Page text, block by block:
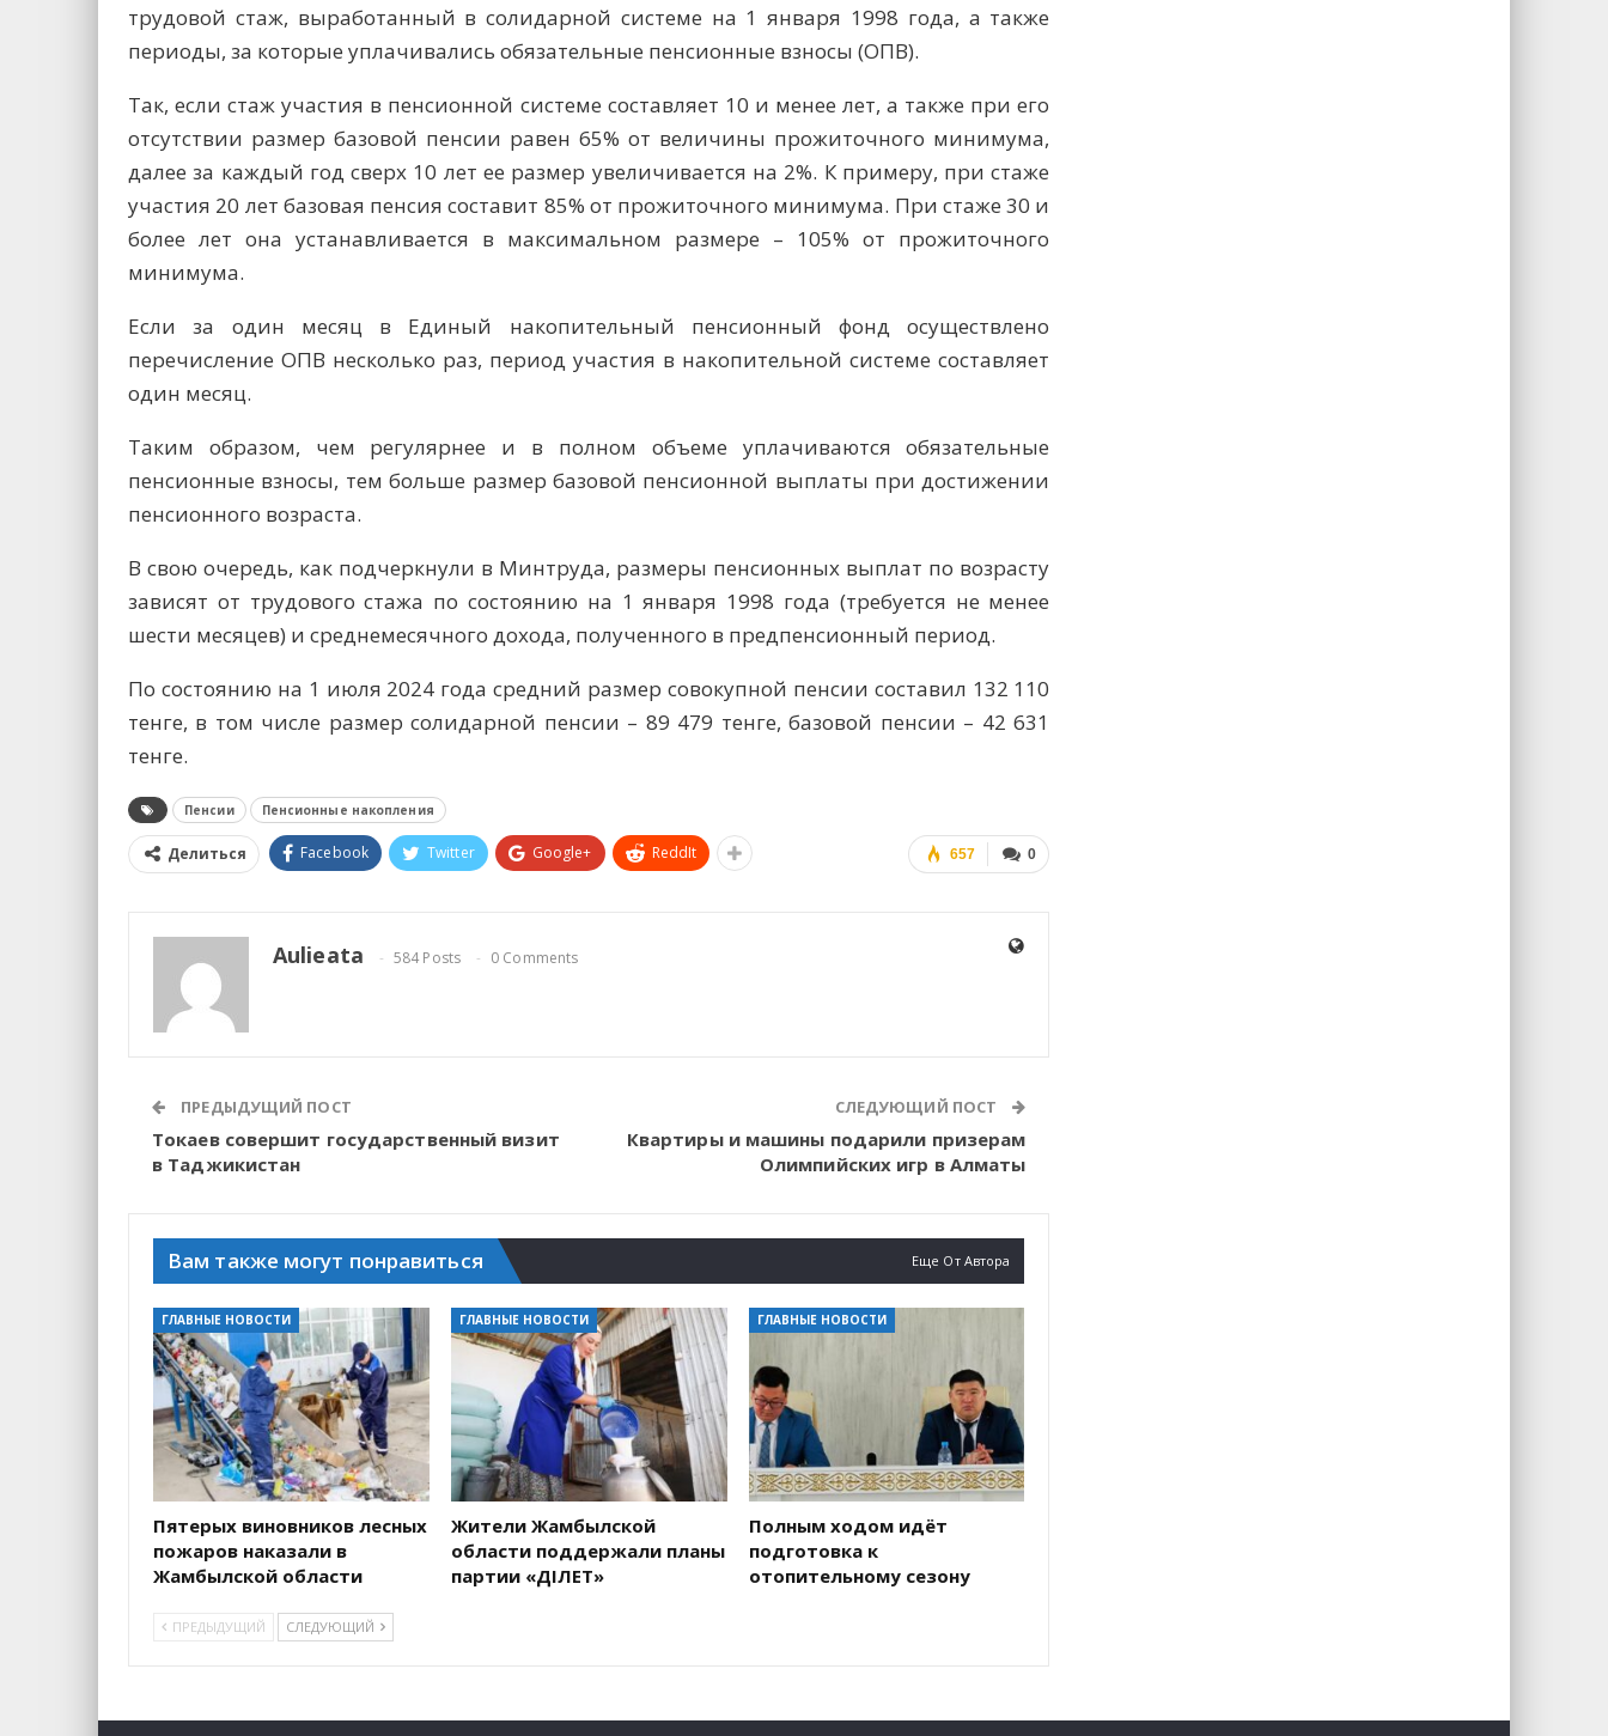
трудовой стаж, выработанный в солидарной системе на 1 января 1998 года, а также
периоды, за которые уплачивались обязательные пенсионные взносы (ОПВ).
Так, если стаж участия в пенсионной системе составляет 10 и менее лет, а также при его
отсутствии размер базовой пенсии равен 65% от величины прожиточного минимума,
далее за каждый год сверх 10 лет ее размер увеличивается на 2%. К примеру, при стаже
участия 20 лет базовая пенсия составит 85% от прожиточного минимума. При стаже 30 и
более лет она устанавливается в максимальном размере – 105% от прожиточного
минимума.
Если за один месяц в Единый накопительный пенсионный фонд осуществлено
перечисление ОПВ несколько раз, период участия в накопительной системе составляет
один месяц.
Таким образом, чем регулярнее и в полном объеме уплачиваются обязательные
пенсионные взносы, тем больше размер базовой пенсионной выплаты при достижении
пенсионного возраста.
В свою очередь, как подчеркнули в Минтруда, размеры пенсионных выплат по возрасту
зависят от трудового стажа по состоянию на 1 января 1998 года (требуется не менее
шести месяцев) и среднемесячного дохода, полученного в предпенсионный период.
По состоянию на 1 июля 2024 года средний размер совокупной пенсии составил 132 110
тенге, в том числе размер солидарной пенсии – 89 479 тенге, базовой пенсии – 42 631
тенге.
Пенсии Пенсионные накопления
0
657
Делиться Facebook Twitter Google+ ReddIt
Aulieata 584 Posts 0 Comments
ПРЕДЫДУЩИЙ ПОСТ
Токаев совершит государственный визит
в Таджикистан
СЛЕДУЮЩИЙ ПОСТ
Квартиры и машины подарили призерам
Олимпийских игр в Алматы
Вам также могут понравиться Еще От Автора
ГЛАВНЫЕ НОВОСТИ
Пятерых виновников лесных
пожаров наказали в
Жамбылской области
ГЛАВНЫЕ НОВОСТИ
Жители Жамбылской
области поддержали планы
партии «ӘДІЛЕТ»
ГЛАВНЫЕ НОВОСТИ
Полным ходом идёт
подготовка к
отопительному сезону
ПРЕДЫДУЩИЙ СЛЕДУЮЩИЙ